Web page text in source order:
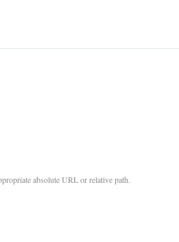
absolute URL or relative path.